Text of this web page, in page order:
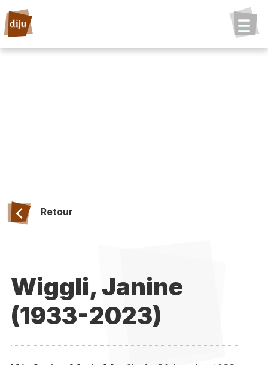
Retour
Wiggli, Janine
(1933-2023)